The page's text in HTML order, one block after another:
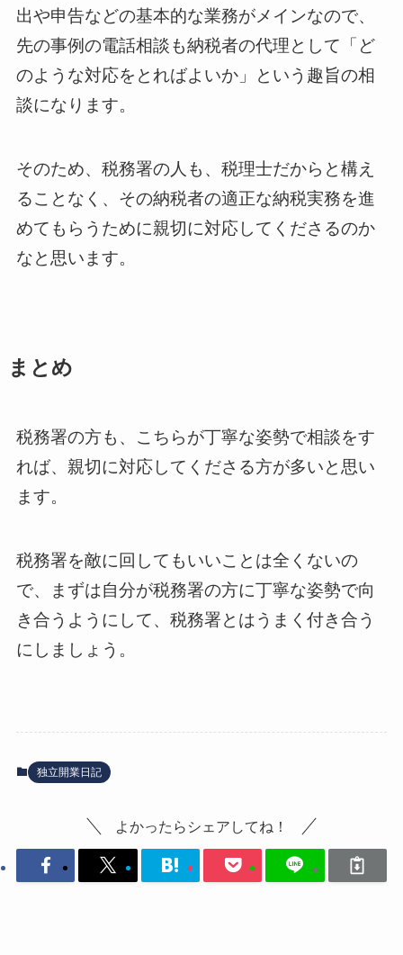
出や申告などの基本的な業務がメインなので、
先の事例の電話相談も納税者の代理として「ど
のような対応をとればよいか」という趣旨の相
談になります。
そのため、税務署の人も、税理士だからと構え
ることなく、その納税者の適正な納税実務を進
めてもらうために親切に対応してくださるのか
なと思います。
まとめ
税務署の方も、こちらが丁寧な姿勢で相談をす
れば、親切に対応してくださる方が多いと思い
ます。
税務署を敵に回してもいいことは全くないの
で、まずは自分が税務署の方に丁寧な姿勢で向
き合うようにして、税務署とはうまく付き合う
にしましょう。
独立開業日記
よかったらシェアしてね！